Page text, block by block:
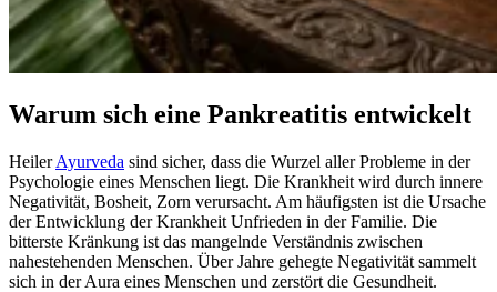
Warum sich eine Pankreatitis entwickelt
HeilerAyurveda sind sicher, dass die Wurzel aller Probleme in der
Psychologie eines Menschen liegt. Die Krankheit wird durch innere
Negativität, Bosheit, Zorn verursacht. Am häufigsten ist die Ursache
der Entwicklung der Krankheit Unfrieden in der Familie. Die
bitterste Kränkung ist das mangelnde Verständnis zwischen
nahestehenden Menschen. Über Jahre gehegte Negativität sammelt
sich in der Aura eines Menschen und zerstört die Gesundheit.